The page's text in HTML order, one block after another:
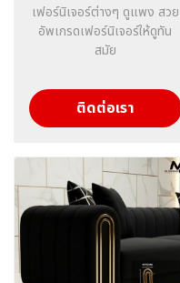
เฟอร์นิเจอร์ต่างๆ ดูแพง สวย
อัพเกรดเฟอร์นิเจอร์ให้ดูทัน
สมัย
ติดต่อเรา